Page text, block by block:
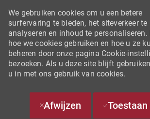
We gebruiken cookies om u een betere
surfervaring te bieden, het siteverkeer te
analyseren en inhoud te personaliseren.
hoe we cookies gebruiken en hoe u ze
beheren door onze pagina Cookie-
bezoeken. Als u deze site blijft
u in met ons gebruik van cookies.
Afwijzen Toestaan